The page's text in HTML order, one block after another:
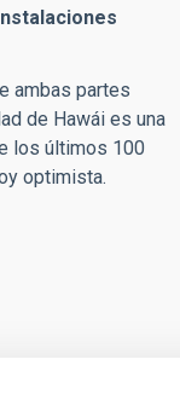
ambas partes
de Hawái es una
los últimos 100
optimista.